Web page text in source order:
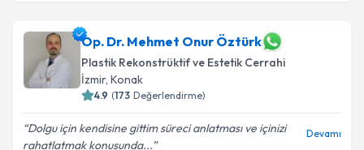
Op. Dr. Mehmet Onur Öztürk
Plastik Rekonstrüktif ve Estetik Cerrahi
İzmir, Konak
4.9 (173 Değerlendirme)
Dolgu için kendisine gittim süreci anlatması ve içinizi
rahatlatmak konusunda...
Devamı